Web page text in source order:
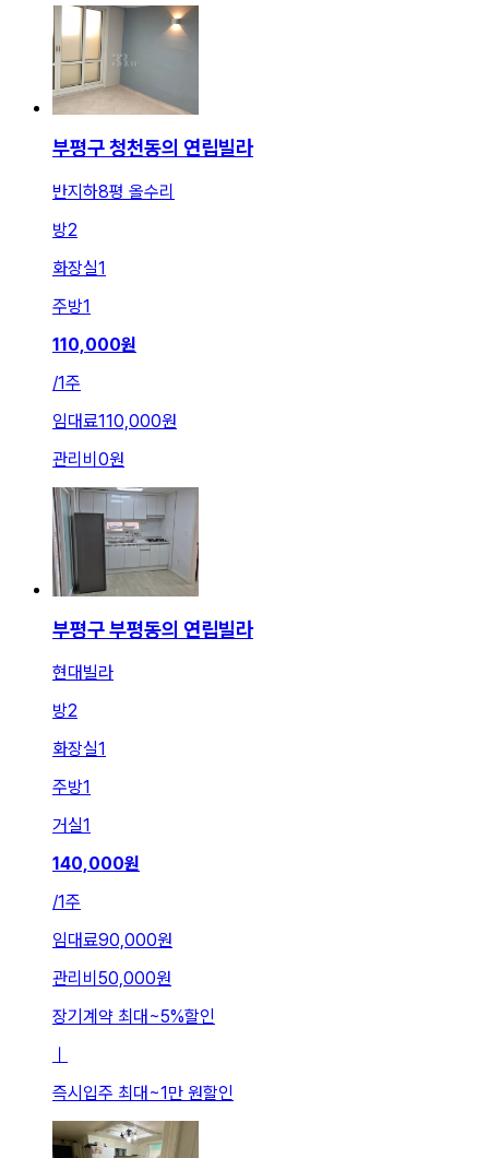
부평구 청천동의 연립빌라
반지하8평 올수리
방2
화장실1
주방1
110,000원
/1주
임대료110,000원
관리비 0원
부평구 부평동의 연립빌라
현대빌라
방2
화장실1
주방1
거실1
140,000원
/1주
임대료90,000원
관리비 50,000원
장기계약 최대 ~5%할인
즉시입주 최대 ~1만 원할인